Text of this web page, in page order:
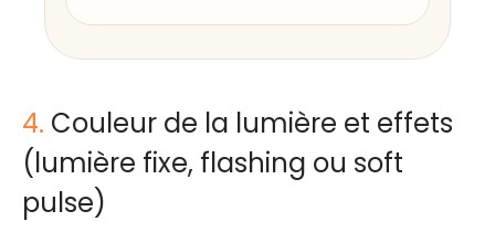
4. Couleur de la lumière et effets
(lumière fixe, flashing ou soft
pulse)